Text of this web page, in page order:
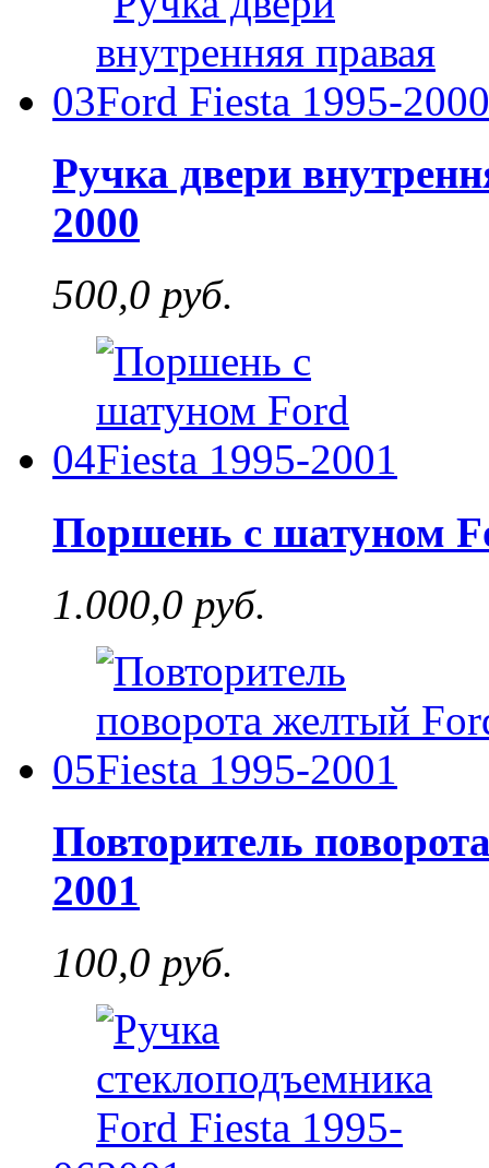
03
Ручка двери
2000
500,0 руб.
04
Поршень с шатуном
1.000,0 руб.
05
Повторитель
2001
100,0 руб.